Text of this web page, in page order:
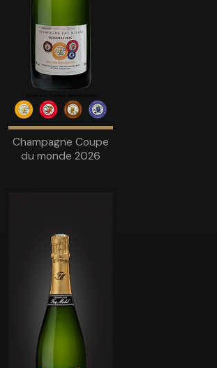
Champagne Coupe
du monde 2026